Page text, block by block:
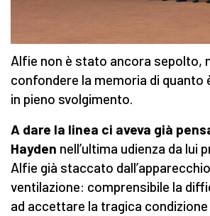
Alfie non è stato ancora sepolto,
confondere la memoria di quanto
in pieno svolgimento.
A dare la linea ci aveva già
Hayden nell’ultima udienza da lui
Alfie già staccato
ventilazione: comprensibile la
ad accettare la tragica